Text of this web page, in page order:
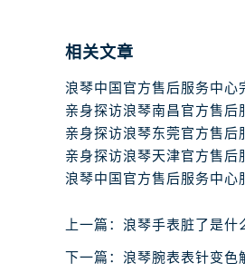
黑龙江省双
黑龙江省绥
黑龙江省伊
吉林省白城
吉林省白山
吉林省辽源
吉林省梅河
相关文章
上一篇： 浪琴手表脏了是什
下一篇： 浪琴腕表表针变色